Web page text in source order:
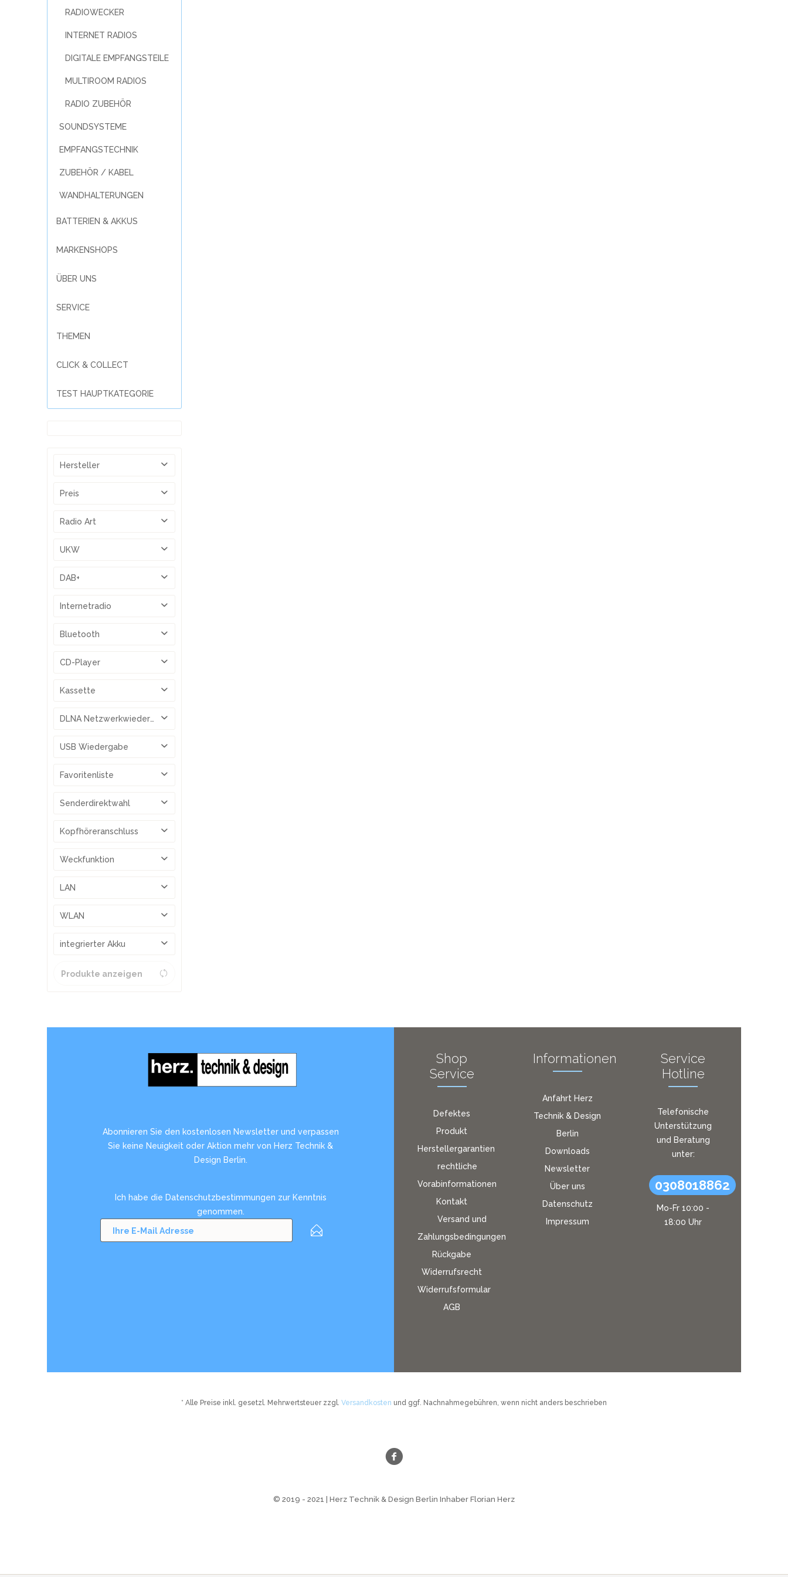
RADIOWECKER
INTERNET RADIOS
DIGITALE EMPFANGSTEILE
MULTIROOM RADIOS
RADIO ZUBEHÖR
SOUNDSYSTEME
EMPFANGSTECHNIK
ZUBEHÖR / KABEL
WANDHALTERUNGEN
BATTERIEN & AKKUS
MARKENSHOPS
ÜBER UNS
SERVICE
THEMEN
CLICK & COLLECT
TEST HAUPTKATEGORIE
Hersteller
Technisat
Preis
Radio Art
portables Radio
UKW
ja
DAB+
ja
Internetradio
nein
Bluetooth
ja
CD-Player
nein
Kassette
nein
nein
USB Wiedergabe
nein
Favoritenliste
ja
Senderdirektwahl
ja
Kopfhöreranschluss
ja
Weckfunktion
LAN
nein
WLAN
nein
integrierter Akku
ja
Produkte anzeigen
Service
Hotline
Telefonische
Unterstützung
und Beratung
unter:
0308018862
Mo-Fr 10:00 -
18:00 Uhr
Shop
Service
Defektes
Produkt
Herstellergarantien
rechtliche
Vorabinformationen
Kontakt
Versand und
Zahlungsbedingungen
Rückgabe
Widerrufsrecht
Widerrufsformular
AGB
Informationen
Anfahrt Herz
Technik & Design
Berlin
Downloads
Newsletter
Über uns
Datenschutz
Impressum
Abonnieren Sie den kostenlosen Newsletter und verpassen
Sie keine Neuigkeit oder Aktion mehr von Herz Technik &
Design Berlin.
Ich habe die Datenschutzbestimmungen zur Kenntnis
genommen.
* Alle Preise inkl. gesetzl. Mehrwertsteuer zzgl. Versandkosten und ggf. Nachnahmegebühren, wenn nicht anders beschrieben
© 2019 - 2021 | Herz Technik & Design Berlin Inhaber Florian Herz